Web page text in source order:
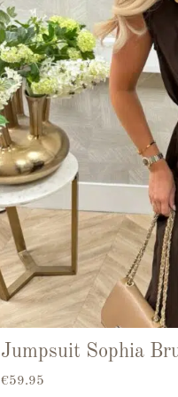
Jumpsuit Sophia
€59.95